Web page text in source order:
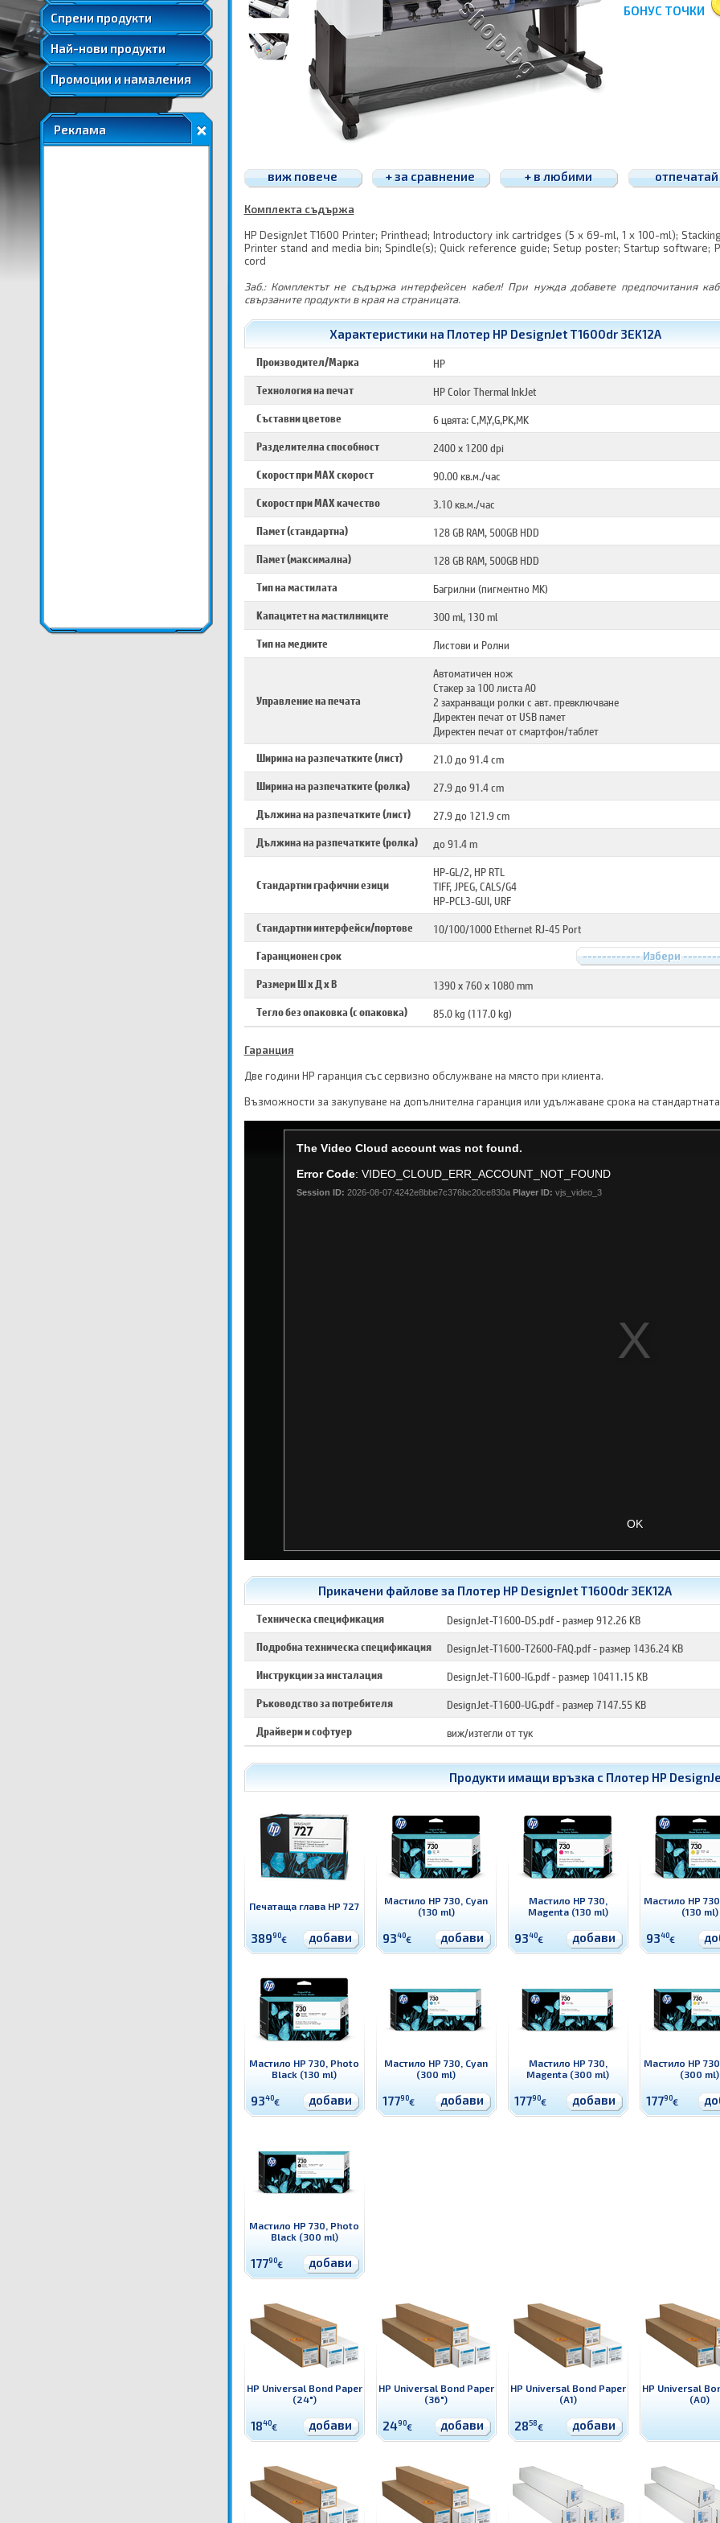
Спрени продукти
Удължени и допълнителни гаранции
Най-нови продукти
Промоции и намаления
Реклама
БОНУС ТОЧКИ
виж повече + за сравнение + в любими отпечатай
Комплекта съдържа
HP DesignJet T1600 Printer; Printhead; Introductory ink cartridges (5 x 69-ml, 1 x 100-ml);
Printer stand and media bin; Spindle(s); Quick reference guide; Setup poster; Startup software;
cord
Заб.: Комплектът не съдържа интерфейсен кабел! При нужда добавете предпочитания
свързаните продукти в края на страницата.
Характеристики на Плотер HP DesignJet T1600dr 3EK12A
Производител/Марка
HP
Технология на печат
HP Color Thermal InkJet
Съставни цветове
6 цвята: C,M,Y,G,PK,MK
Разделителна способност
2400 x 1200 dpi
Скорост при MAX скорост
90.00 кв.м./час
Скорост при MAX качество
3.10 кв.м./час
Памет (стандартна)
128 GB RAM, 500GB HDD
Памет (максимална)
128 GB RAM, 500GB HDD
Тип на мастилата
Багрилни (пигментно MK)
Капацитет на мастилниците
300 ml, 130 ml
Тип на медиите
Листови и Ролни
Управление на печата
Автоматичен нож
Стакер за 100 листа A0
2 захранващи ролки с авт. превключване
Директен печат от USB памет
Директен печат от смартфон/таблет
Ширина на разпечатките (лист)
21.0 до 91.4 cm
Ширина на разпечатките (ролка)
27.9 до 91.4 cm
Дължина на разпечатките (лист)
27.9 до 121.9 cm
Дължина на разпечатките (ролка)
до 91.4 m
Стандартни графични езици
HP-GL/2, HP RTL
TIFF, JPEG, CALS/G4
HP-PCL3-GUI, URF
Стандартни интерфейси/портове
10/100/1000 Ethernet RJ-45 Port
Гаранционен срок
------------ Избери
Размери Ш х Д х В
1390 x 760 x 1080 mm
Тегло без опаковка (с опаковка)
85.0 kg (117.0 kg)
Гаранция
Две години HP гаранция със сервизно обслужване на място при клиента.
Възможности за закупуване на допълнителна гаранция или удължаване срока на
Прикачени файлове за Плотер HP DesignJet T1600dr 3EK12A
Техническа спецификация DesignJet-T1600-DS.pdf- размер 912.26 KB
Подробна техническа спецификация
DesignJet-T1600-T2600-FAQ.pdf- размер 1436.24 KB
Инструкции за инсталация
DesignJet-T1600-IG.pdf- размер 10411.15 KB
Ръководство за потребителя
DesignJet-T1600-UG.pdf- размер 7147.55 KB
Драйвери и софтуер
виж/изтегли от тук
Продукти имащи връзка с Плотер HP
Печатаща глава HP 727
38990€ добави
Мастило HP 730, Cyan
(130 ml)
9340€ добави
Мастило HP 730,
Magenta (130 ml)
9340€ добави
Мастило HP
(130 ml)
9340€
Мастило HP 730, Photo
Black (130 ml)
9340€ добави
Мастило HP 730, Cyan
(300 ml)
17790€ добави
Мастило HP 730,
Magenta (300 ml)
17790€ добави
Мастило HP
(300 ml)
17790€
Мастило HP 730, Photo
Black (300 ml)
17790€ добави
HP Universal Bond Paper
(24")
1840€ добави
HP Universal Bond Paper
(36")
2490€ добави
HP Universal Bond Paper
(A1)
2858€ добави
HP Universal
(A0)